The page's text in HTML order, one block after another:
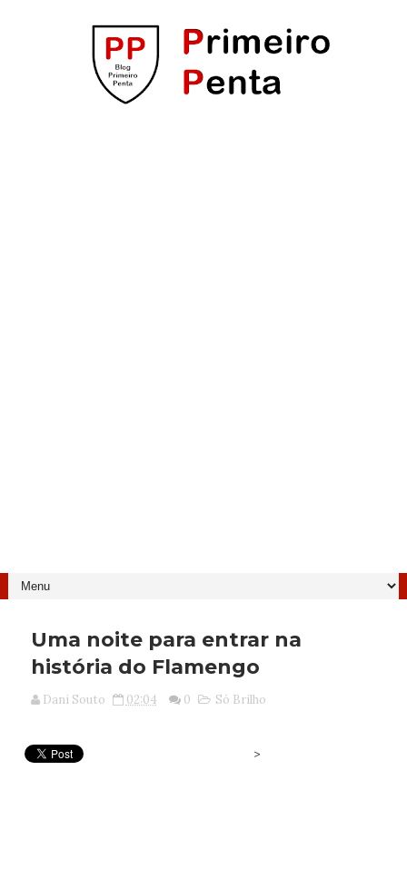
Uma noite para entrar na
história do Flamengo
Dani Souto 02:04 0 Só Brilho
>